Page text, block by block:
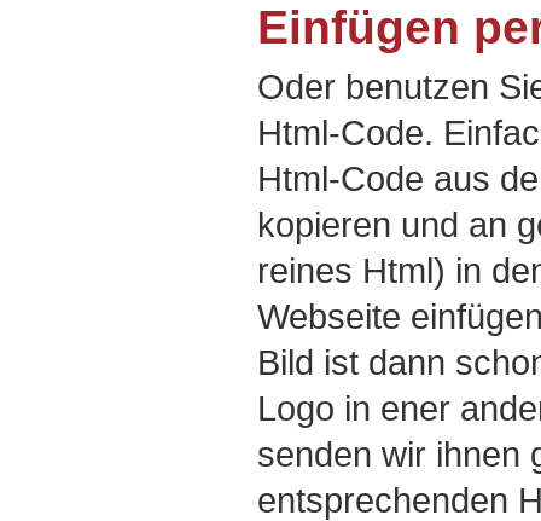
Einfügen
Oder benutzen
Html-Code.
Html-Code aus
kopieren und an
reines Html) in
Webseite
Bild ist dann
Logo in ener
senden wir ihnen
entsprechenden